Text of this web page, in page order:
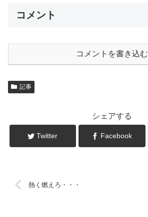
コメント
コメントを書き込む
記事
シェアする
Twitter Facebook
熱く燃えろ・・・